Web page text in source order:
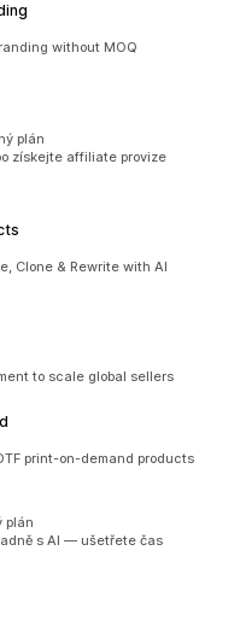
without MOQ
plán
získejte affiliate provize
Clone & Rewrite with AI
to scale global sellers
print-on-demand products
plán
s AI — ušetřete čas